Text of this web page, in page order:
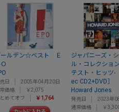
ールデン☆ベスト Ｅ
日
2005年04月20日
価格
￥2,075
めてオフ
￥1,764
ジャパニーズ・
ル・コレクショ
テスト・ヒッツ-
ec CD2+DVD］
Howard Jones
発売日
2023年
通常価格
￥